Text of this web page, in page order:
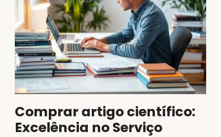
Comprar artigo científico:
Excelência no Serviço